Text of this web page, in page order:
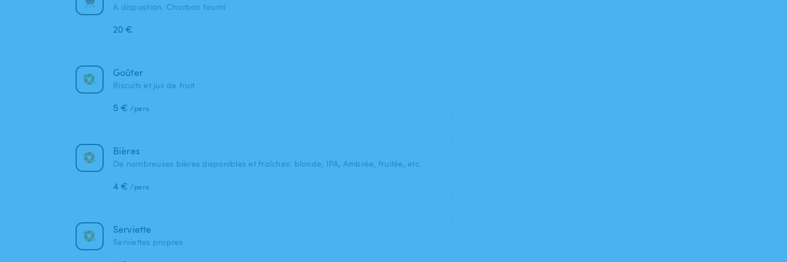
A disposition. Charbon fourni
20 €
Goûter
Biscuits et jus de fruit
5 € /pers.
Bières
De nombreuses bières disponibles et fraîches: blonde, IPA, Ambrée, fruitée, etc.
4 € /pers.
Serviette
Serviettes propres